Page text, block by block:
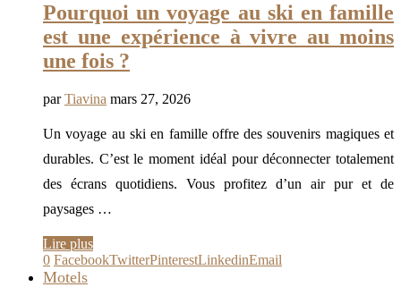
Pourquoi un voyage au ski en famille
est une expérience à vivre au moins
une fois ?
parTiavina mars 27, 2026
Un voyage au ski en famille offre des souvenirs magiques et
durables. C’est le moment idéal pour déconnecter totalement
des écrans quotidiens. Vous profitez d’un air pur et de
paysages …
Lire plus
0 FacebookTwitterPinterestLinkedinEmail
Motels